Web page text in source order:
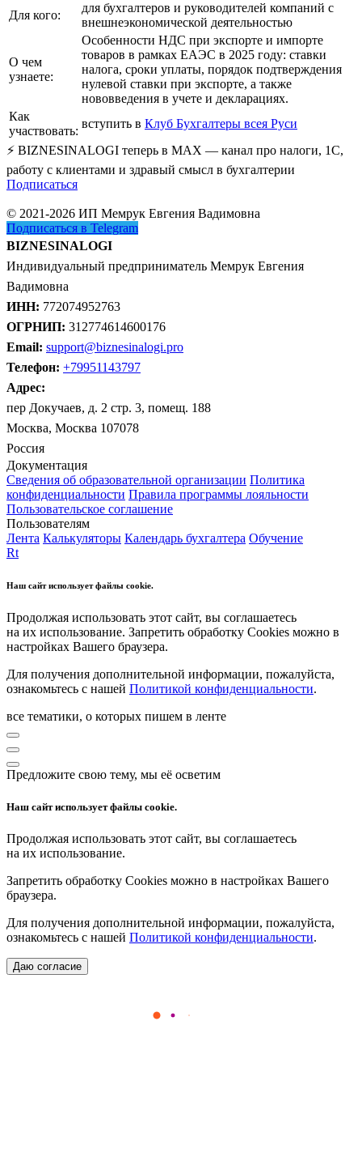
Для кого:
для бухгалтеров и руководителей компаний с
внешнеэкономической деятельностью
О чем
узнаете:
Особенности НДС при экспорте и импорте
товаров в рамках ЕАЭС в 2025 году: ставки
налога, сроки уплаты, порядок подтверждения
нулевой ставки при экспорте, а также
нововведения в учете и декларациях.
Как
участвовать:
вступить в Клуб Бухгалтеры всея Руси
⚡ BIZNESINALOGI теперь в MAX — канал про налоги, 1С,
работу с клиентами и здравый смысл в бухгалтерии
Подписаться
© 2021-2026 ИП Мемрук Евгения Вадимовна
Подписаться в Telegram
BIZNESINALOGI
Индивидуальный предприниматель Мемрук Евгения
Вадимовна
ИНН: 772074952763
ОГРНИП: 312774614600176
Email: support@biznesinalogi.pro
Телефон: +79951143797
Адрес:
пер Докучаев, д. 2 стр. 3, помещ. 188
Москва, Москва 107078
Россия
Документация
Сведения об образовательной организации Политика
конфиденциальности Правила программы лояльности
Пользовательское соглашение
Пользователям
Лента Калькуляторы Календарь бухгалтера Обучение
Rt
Наш сайт использует файлы cookie.
Продолжая использовать этот сайт, вы соглашаетесь
на их использование. Запретить обработку Cookies можно в
настройках Вашего браузера.
Для получения дополнительной информации, пожалуйста,
ознакомьтесь с нашей Политикой конфиденциальности.
все тематики, о которых пишем в ленте
Предложите свою тему, мы её осветим
Наш сайт использует файлы cookie.
Продолжая использовать этот сайт, вы соглашаетесь
на их использование.
Запретить обработку Cookies можно в настройках Вашего
браузера.
Для получения дополнительной информации, пожалуйста,
ознакомьтесь с нашей Политикой конфиденциальности.
Даю согласие